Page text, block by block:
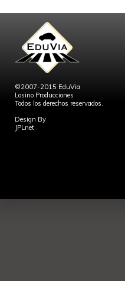
©2007-2015 EduVia
Losino Producciones
Todos los derechos reservados.
Design By
JPLnet